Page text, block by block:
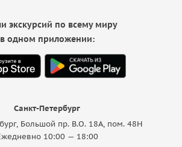
Санкт-Петербург
Большой пр. В.О. 18A, пом. 48Н
10:00 — 18:00
экскурсий по всему миру
в одном приложении: